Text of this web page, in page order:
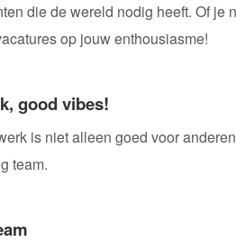
die de wereld nodig heeft. Of
op jouw enthousiasme!
good vibes!
is niet alleen goed voor
team.